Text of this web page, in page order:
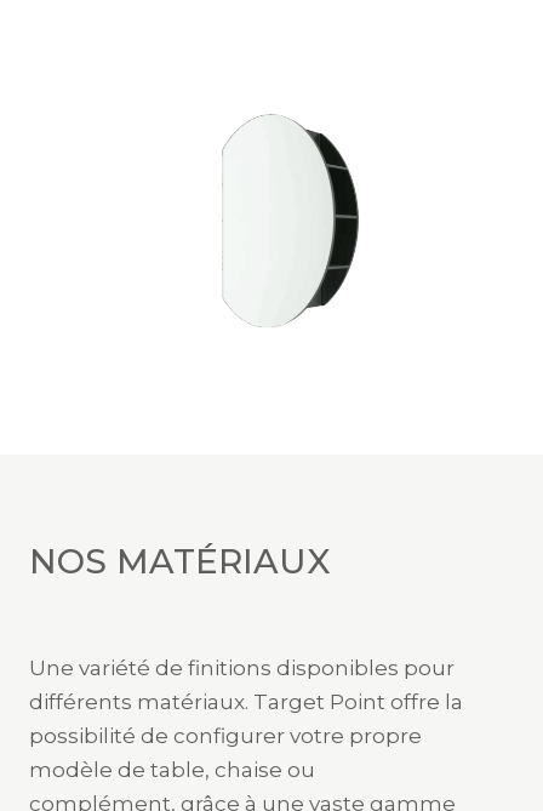
NOS MATÉRIAUX
Une variété de finitions disponibles pour
différents matériaux. Target Point offre la
possibilité de configurer votre propre
modèle de table, chaise ou
complément, grâce à une vaste gamme